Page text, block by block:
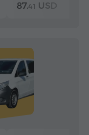
87.41 USD